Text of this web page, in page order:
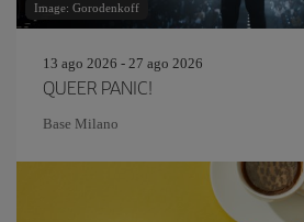
Image: Gorodenkoff
13 ago 2026 - 27 ago 2026
QUEER PANIC!
Base Milano